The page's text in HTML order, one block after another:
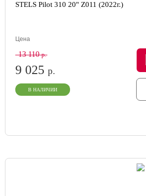
STELS Pilot 310 20" Z011 (2022г.)
Цена
13 110р.
9 025 р.
В НАЛИЧИИ